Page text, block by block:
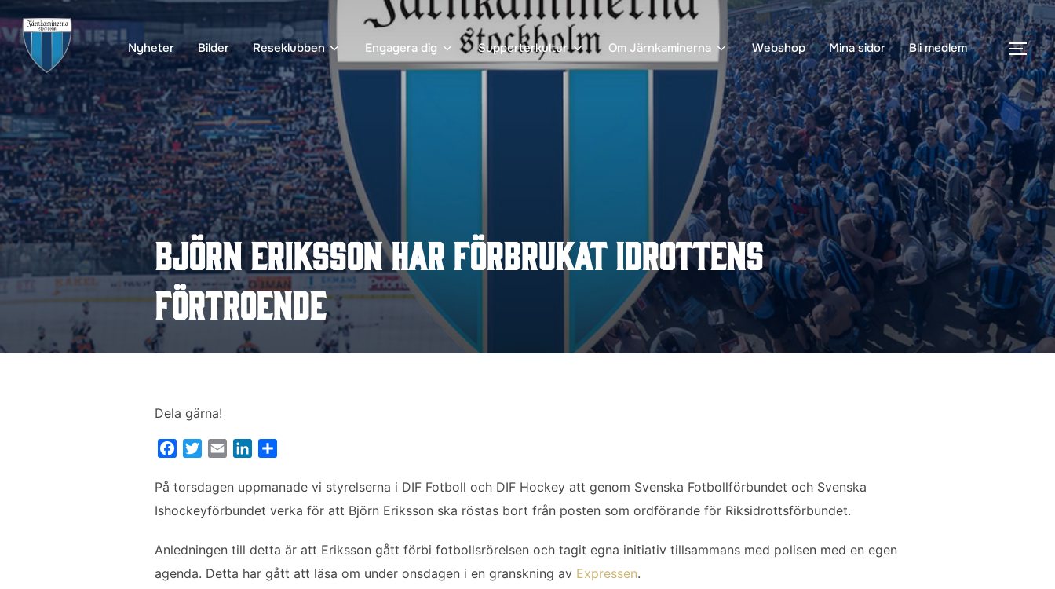
till
innehåll
Nyheter Bilder Reseklubben Engagera dig Supporterkultur Om Järnkaminerna Webshop Mina sidor Bli medlem SLÅ
Björn Eriksson har förbrukat idrottens
förtroende
Dela gärna!
c
e
k
i
t
t
a
i
n
k
d
n
l
a
På torsdagen uppmanade vi styrelserna i DIF Fotboll och DIF Hockey att genom Svenska Fotbollförbundet och Svenska
Ishockeyförbundet verka för att Björn Eriksson ska röstas bort från posten som ordförande för Riksidrottsförbundet.
Anledningen till detta är att Eriksson gått förbi fotbollsrörelsen och tagit egna initiativ tillsammans med polisen med en egen
agenda. Detta har gått att läsa om under onsdagen i en granskning av Expressen.